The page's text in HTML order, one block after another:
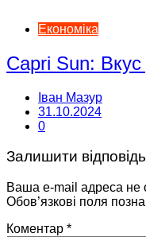
Економіка
Capri Sun:
Іван Мазур
31.10.2024
0
Залишити відповідь
Ваша e-mail адреса не
Обов’язкові поля
Коментар *